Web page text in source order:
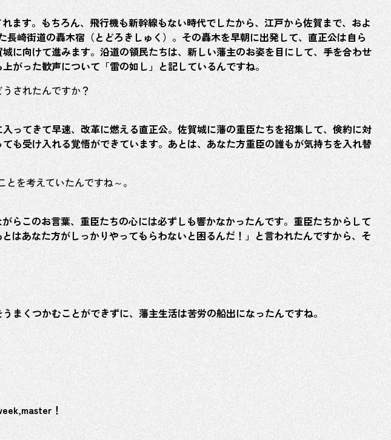
佐賀戦争
佐賀が
偉人モニ
キッズ
明治維
ます。もちろん、飛行機も新幹線もない時代でしたから、江戸から佐賀まで、およ
崎街道の轟木宿（とどろきしゅく）。その轟木を早朝に出発して、直正公は自ら
に向けて進みます。沿道の領民たちは、新しい藩主のお姿を目にして、手を合わせ
がった歓声について「雷の如し」と記しているんですね。
されたんですか？
ってきて早速、改革に燃える直正公。佐賀城に藩の重臣たちを招集して、倹約に対
も受け入れる覚悟ができています。あとは、あなた方重臣の誰もが気持ちを入れ替
を考えていたんですね～。
らこのお言葉、重臣たちの心には必ずしも響かなかったんです。重臣たちからして
はあなた方がしっかりやってもらわないと困るんだ！」と言われたんですから、そ
くつかむことができずに、藩主生活は苦労の船出になったんですね。
！